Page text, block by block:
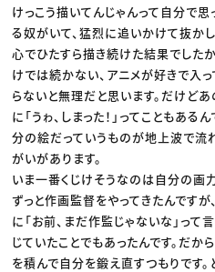
けっこう描いてんじゃんって自分で思
る奴がいて、猛烈に追いかけて抜か
心でひたすら描き続けた結果でした
けでは続かない、アニメが好きで入
らないと無理だと思います。だけど
に「うゎ、しまった！」ってこともあ
分の絵だっていうものが地上波で流
がいがあります。
いま一番くじけそうなのは自分の画力
ずっと作画監督をやってきたんです
に「お前、まだ作監じゃないな」って
じていたことでもあったんです。だ
を積んで自分を鍛え直すつもりです